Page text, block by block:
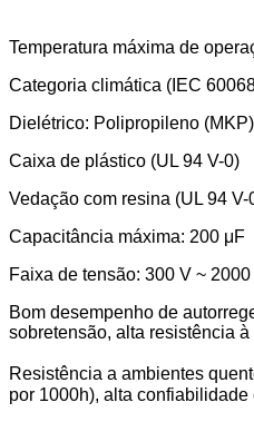
Temperatura máxima de
Categoria climática (IEC
Dielétrico: Polipropileno (MKP)
Caixa de plástico (UL 94 V-0)
Vedação com resina (UL 94 V-
Capacitância máxima: 200 μF
Faixa de tensão: 300 V ~
Bom desempenho de
sobretensão, alta resistência
Resistência a ambientes
por 1000h), alta confiabilidade